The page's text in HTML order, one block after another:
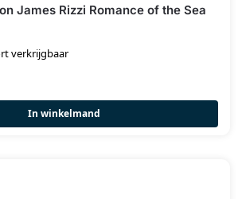
James Rizzi Romance of the Sea
verkrijgbaar
In winkelmand